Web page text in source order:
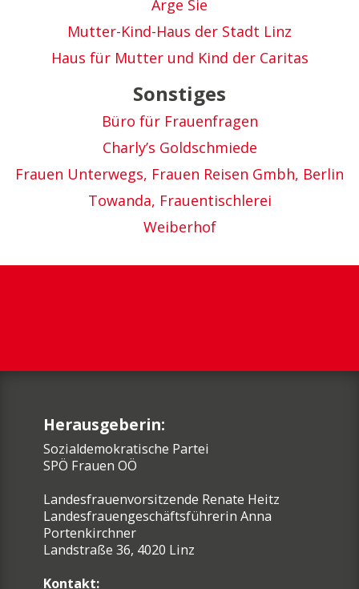
Arge Sie
Mutter-Kind-Haus der Stadt Linz
Haus für Mutter und Kind der Caritas
Sonstiges
Büro für Frauenfragen
Charly’s Goldschmiede
Frauen Unterwegs, Frauen Reisen Gmbh, Berlin
Towanda, Frauentischlerei
Weiberhof
Herausgeberin:
Sozialdemokratische Partei
SPÖ Frauen OÖ
Landesfrauenvorsitzende Renate Heitz
Landesfrauengeschäftsführerin Anna
Portenkirchner
Landstraße 36, 4020 Linz
Kontakt: